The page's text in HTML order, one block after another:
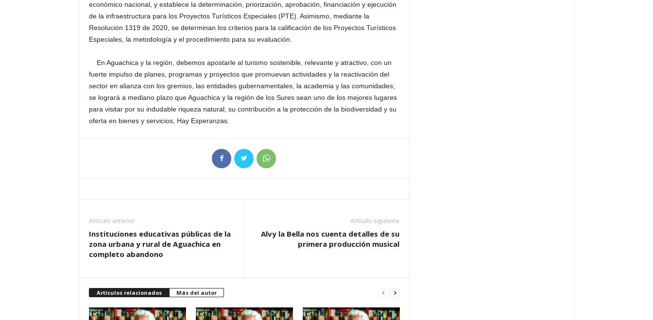
económico nacional, y establece la determinación, priorización, aprobación, financiación y ejecución
de la infraestructura para los Proyectos Turísticos Especiales (PTE). Asimismo, mediante la
Resolución 1319 de 2020, se determinan los criterios para la calificación de los Proyectos Turísticos
Especiales, la metodología y el procedimiento para su evaluación.
En Aguachica y la región, debemos apostarle al turismo sostenible, relevante y atractivo, con un
fuerte impulso de planes, programas y proyectos que promuevan actividades y la reactivación del
sector en alianza con los gremios, las entidades gubernamentales, la academia y las comunidades;
se logrará a mediano plazo que Aguachica y la región de los Sures sean uno de los mejores lugares
para visitar por su indudable riqueza natural, su contribución a la protección de la biodiversidad y su
oferta en bienes y servicios, Hay Esperanzas.
Artículo anterior
Instituciones educativas públicas de la
zona urbana y rural de Aguachica en
completo abandono
Artículo siguiente
Alvy la Bella nos cuenta detalles de su
primera producción musical
Artículos relacionados Más del autor